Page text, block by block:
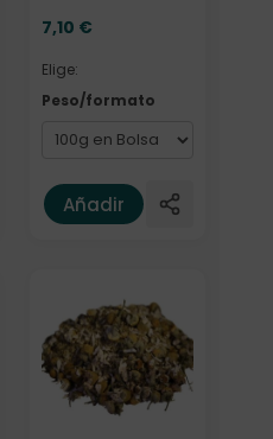
7,10 €
Elige:
Peso/formato
Añadir
Elige: Peso/formato